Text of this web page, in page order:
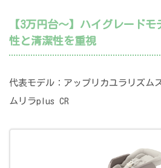
【3万円台～】ハイグレード
性と清潔性を重視
代表モデル：アップリカユラリズム
ムリラplus CR